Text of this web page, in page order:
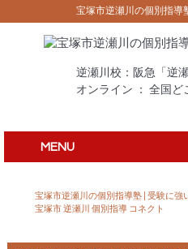
宝塚市逆瀬川の個別指導
逆瀬川校：阪急「逆
オンライン ： 全国ど
MENU
宝塚市逆瀬川の個別指導塾 | 受験に強
宝塚市 逆瀬川 個別指導 コネクト